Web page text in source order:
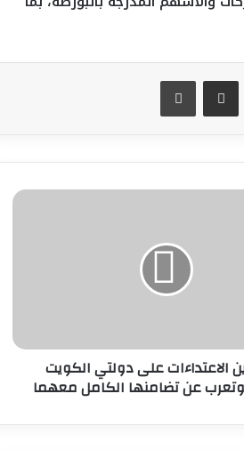
مشاركة عبر البريد طباعة
الاعتداءات على دولتي الكويت
وتعرب عن تضامنها الكامل معهما